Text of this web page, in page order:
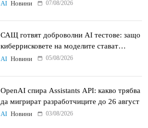
Think бутонът и новият Sol
AI Новини 07/08/2026
САЩ готвят доброволни AI тестове: защо
киберрисковете на моделите стават
политически въпрос
AI Новини 05/08/2026
OpenAI спира Assistants API: какво трябва
да мигрират разработчиците до 26 август
AI Новини 03/08/2026